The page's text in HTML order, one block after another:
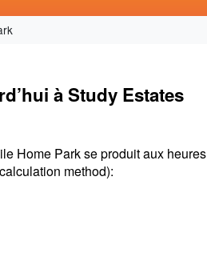
à Study Estates
Home Park se produit aux heures
method):